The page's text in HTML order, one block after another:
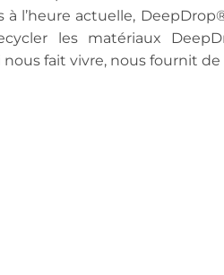
l’heure actuelle,
les matériaux
nous fait vivre, nous fournit